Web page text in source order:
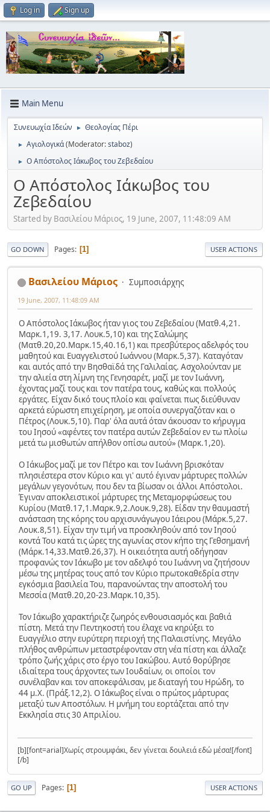
Log in Sign up
Main Menu
Συνευωχία Ιδεών ► Θεολογίας Πέρι
► Αγιολογικά(Moderator:staboz)
► Ο Απόστολος Ιάκωβος του Ζεβεδαίου
Ο Απόστολος Ιάκωβος του
Ζεβεδαίου
Started by Βασιλείου Μάριος, 19 June, 2007, 11:48:09 AM
GO DOWN Pages 1 USER ACTIONS
Βασιλείου Μάριος Συμποσιάρχης
19 June, 2007, 11:48:09 AM
Ο Απόστολος Ιάκωβος ήταν γιος του Ζεβεδαίου (Ματθ.4,21.
Μαρκ.1,19. 3,17. Λουκ.5,10) και της Σαλώμης
(Ματθ.20,20.Μαρκ.15,40.16,1) και πρεσβύτερος αδελφός του
μαθητού και Ευαγγελιστού Ιωάννου (Μαρκ.5,37). Καταγόταν
και αυτός από την Βησθαϊδά της Γαλιλαίας. Ασχολούνταν με
την αλιεία στη λίμνη της Γενησαρέτ, μαζί με τον Ιωάννη,
έχοντας μαζί τους και τον πατέρα τους, καθώς και πολλούς
εργάτες. Είχαν δικό τους πλοίο και φαίνεται πως διεύθυναν
αρκετά εύρωστη επιχείρηση, με οποία συνεργαζόταν και ο
Πέτρος (Λουκ.5,10). Παρ' όλα αυτά όταν άκουσαν το κήρυγμα
του Ιησού «αφέντες τον πατέρα αυτών Ζεβεδαίον εν τω πλοίω
μετά τω μισθωτών απήλθον οπίσω αυτού» (Μαρκ.1,20).
Ο Ιάκωβος μαζί με τον Πέτρο και τον Ιωάννη βρισκόταν
πλησιέστερα στον Κύριο και γι' αυτό έγιναν μάρτυρες πολλών
μεγάλων γεγονότων, που δεν τα βίωσαν οι άλλοι Απόστολοι.
Έγιναν αποκλειστικοί μάρτυρες της Μεταμορφώσεως του
Κυρίου (Ματθ.17,1.Μαρκ.9,2.Λουκ.9,28). Είδαν την θαυμαστή
ανάσταση της κόρης του αρχισυνάγωγου Ιάειρου (Μάρκ.5,27.
Λουκ.8,51). Είχαν την τιμή να προσκληθούν από τον Ιησού
κοντά Του κατά τις ώρες της αγωνίας στον κήπο της Γεθσημανή
(Μάρκ.14,33.Ματθ.26,37). Η οικειότητα αυτή οδήγησαν
προφανώς τον Ιάκωβο με τον αδελφό του Ιωάννη να ζητήσουν
μέσω της μητέρας τους από τον Κύριο πρωτοκαθεδρία στην
εγκόσμια βασιλεία Του, παρανοώντας την αποστολή του
Μεσσία (Ματθ.20,20-23.Μαρκ.10,35).
Τον Ιάκωβο χαρακτήριζε ζωηρός ενθουσιασμός και βαθιά
πίστη. Μετά την Πεντηκοστή του έλαχε να κηρύξει το
Ευαγγέλιο στην ευρύτερη περιοχή της Παλαιστίνης. Μεγάλο
πλήθος ανθρώπων μεταστρέφονταν στη νέα πίστη και άλλαζε
τρόπο ζωής χάρις στο έργο του Ιακώβου. Αυτό θορύβησε
ιδιαίτερα τους άρχοντες των Ιουδαίων, οι οποίοι τον
συνέλαβαν και τον αποκεφάλισαν, με διαταγή του Ηρώδη, το
44 μ.Χ. (Πράξ.12,2). Ο Ιάκωβος είναι ο πρώτος μάρτυρας
μεταξύ των Αποστόλων. Η μνήμη του εορτάζεται από την
Εκκλησία στις 30 Απριλίου.
[b][font=arial]Χωρίς στρουμφάκι, δεν γίνεται δουλειά εδώ μέσα![/font]
[/b]
GO UP Pages 1 USER ACTIONS